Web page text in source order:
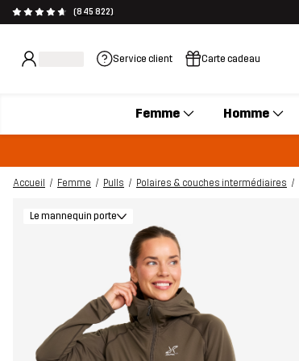
(845 822)
Service client Carte cadeau
Femme Homme
Accueil Femme Pulls Polaires & couches intermédiaires
Le mannequin porte